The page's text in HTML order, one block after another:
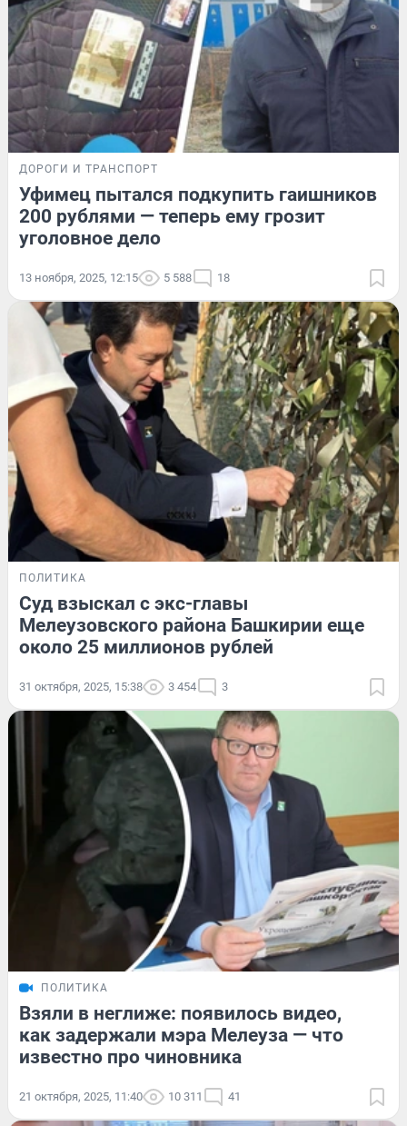
ДОРОГИ И ТРАНСПОРТ
Уфимец пытался подкупить гаишников
200 рублями — теперь ему грозит
уголовное дело
13 ноября, 2025, 12:15 5 588 18
ПОЛИТИКА
Суд взыскал с экс-главы
Мелеузовского района Башкирии еще
около 25 миллионов рублей
31 октября, 2025, 15:38 3 454 3
ПОЛИТИКА
Взяли в неглиже: появилось видео,
как задержали мэра Мелеуза — что
известно про чиновника
21 октября, 2025, 11:40 10 311 41